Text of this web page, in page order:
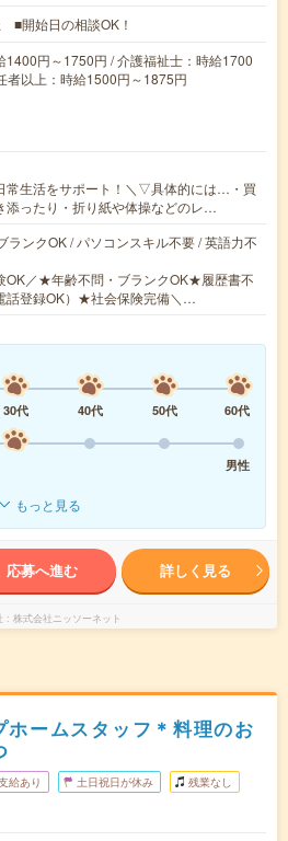
■開始日の相談OK！
1400円～1750円 / 介護福祉士：時給1700
者以上：時給1500円～1875円
常生活をサポート！＼▽具体的には…・買
添ったり・折り紙や体操などのレ…
ランクOK / パソコンスキル不要 / 英語力不
OK／★年齢不問・ブランクOK★履歴書不
話登録OK）★社会保険完備＼…
30代 40代 50代
60代
男性
もっと見る
応募へ進む 詳しく見る
株式会社ニッソーネット
ームスタッフ＊料理のお
給あり 土日祝日が休み 残業なし